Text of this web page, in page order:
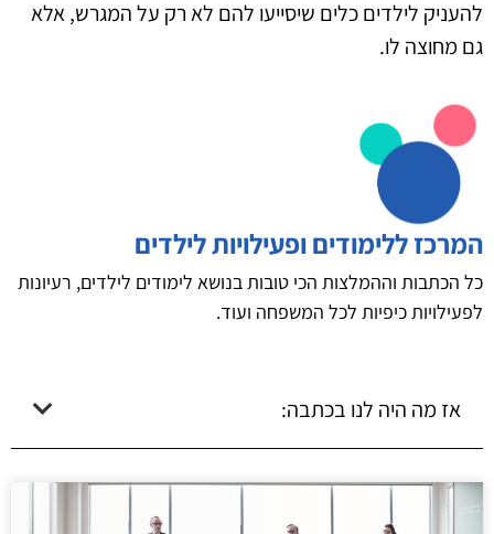
להעניק לילדים כלים שיסייעו להם לא רק על המגרש, אלא
גם מחוצה לו.
המרכז ללימודים ופעילויות לילדים
כל הכתבות וההמלצות הכי טובות בנושא לימודים לילדים, רעיונות
לפעילויות כיפיות לכל המשפחה ועוד.
אז מה היה לנו בכתבה: